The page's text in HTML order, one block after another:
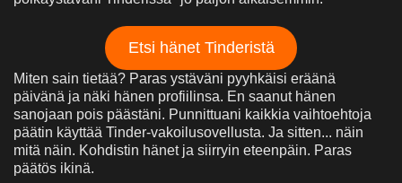
Etsi hänet Tinderistä
Miten sain tietää? Paras ystäväni pyyhkäisi eräänä
päivänä ja näki hänen profiilinsa. En saanut hänen
sanojaan pois päästäni. Punnittuani kaikkia vaihtoehtoja
päätin käyttää Tinder-vakoilusovellusta. Ja sitten... näin
mitä näin. Kohdistin hänet ja siirryin eteenpäin. Paras
päätös ikinä.